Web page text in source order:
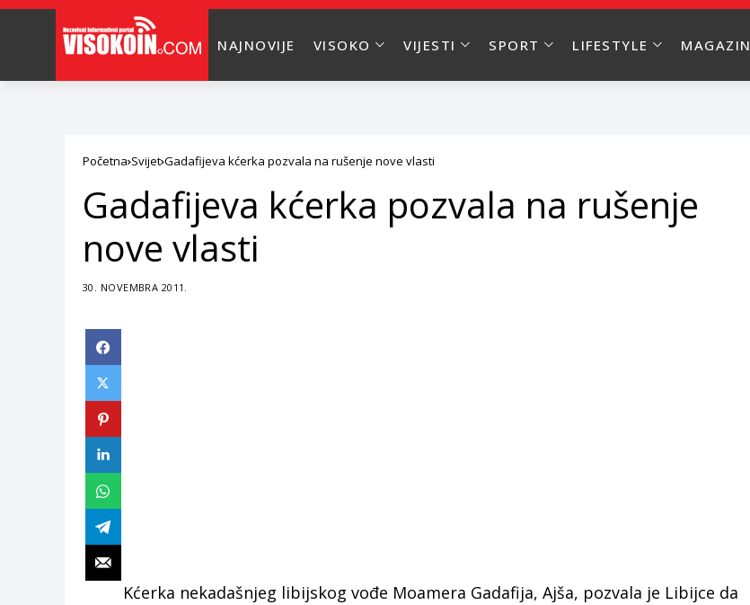
NAJNOVIJE VISOKO VIJESTI SPORT LIFESTYLE MAGAZIN
Početna Svijet Gadafijeva kćerka pozvala na rušenje nove vlasti
Gadafijeva kćerka pozvala na rušenje
nove vlasti
30. NOVEMBRA 2011.
Kćerka nekadašnjeg libijskog vođe Moamera Gadafija, Ajša, pozvala je Libijce da